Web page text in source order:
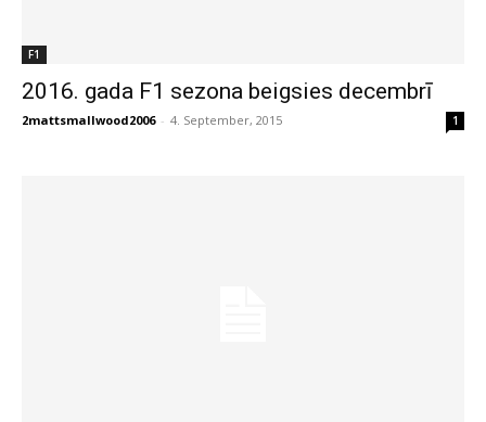
F1
2016. gada F1 sezona beigsies decembrī
2mattsmallwood2006 - 4. September, 2015 1